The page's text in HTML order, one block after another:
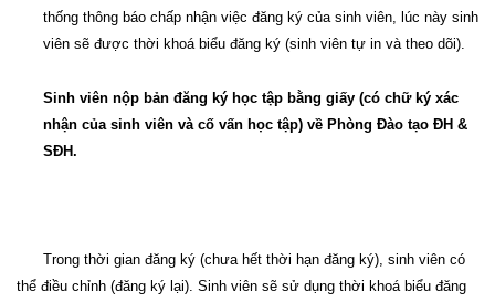
thống thông báo chấp nhận việc đăng ký của sinh viên, lúc này sinh
viên sẽ được thời khoá biểu đăng ký (sinh viên tự in và theo dõi).
Sinh viên nộp bản đăng ký học tập bằng giấy (có chữ ký xác
nhận của sinh viên và cố vấn học tập) về Phòng Đào tạo ĐH &
SĐH.
Trong thời gian đăng ký (chưa hết thời hạn đăng ký), sinh viên có
thể điều chỉnh (đăng ký lại). Sinh viên sẽ sử dụng thời khoá biểu đăng